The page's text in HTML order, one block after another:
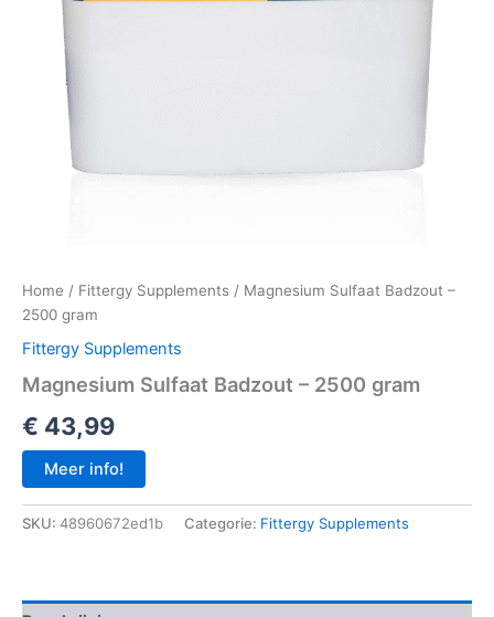
Home / Fittergy Supplements / Magnesium Sulfaat Badzout –
2500 gram
Fittergy Supplements
Magnesium Sulfaat Badzout – 2500 gram
€ 43,99
Meer info!
SKU: 48960672ed1b Categorie: Fittergy Supplements